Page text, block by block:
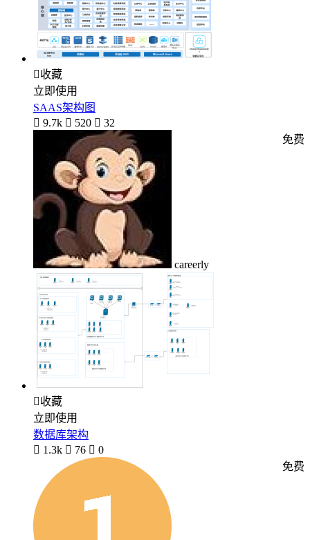
收藏
立即使用
SAAS架构图
 9.7k  520  32
careerly
免费
收藏
立即使用
数据库架构
 1.3k  76  0
免费